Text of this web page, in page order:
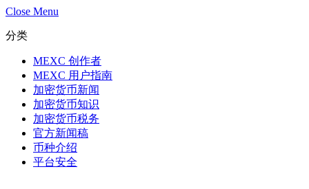
Close Menu
分类
MEXC 创作者
MEXC 用户指南
加密货币新闻
加密货币知识
加密货币税务
官方新闻稿
币种介绍
平台安全